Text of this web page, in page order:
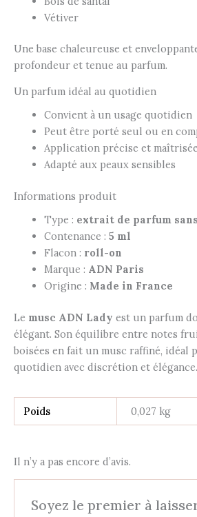
Vétiver
Une base chaleureuse et
profondeur et tenue au parfum.
Un parfum idéal au quotidien
Convient à un usage quotidien
Peut être porté seul ou en
Application précise et maîtrisée
Adapté aux peaux sensibles
Informations produit
Type : extrait de parfum
Contenance : 5 ml
Flacon : roll-on
Marque : ADN Paris
Origine : Made in France
Le musc ADN Lady est un parfum
élégant. Son équilibre entre notes
boisées en fait un musc raffiné, idéal
quotidien avec discrétion et élégance.
Poids 0,027 kg
Il n’y a pas encore d’avis.
Soyez le premier à